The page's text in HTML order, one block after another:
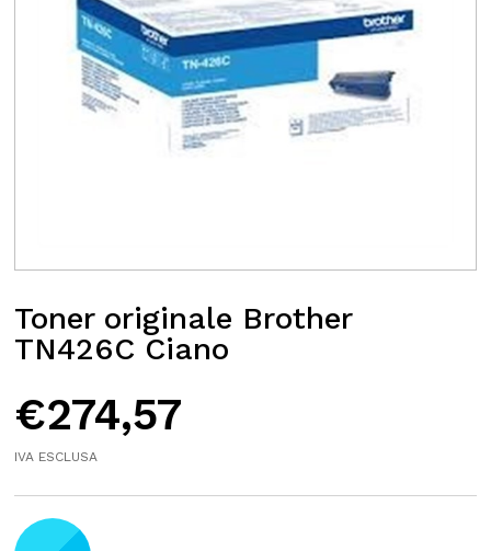
Toner originale Brother
TN426C Ciano
€274,57
IVA ESCLUSA